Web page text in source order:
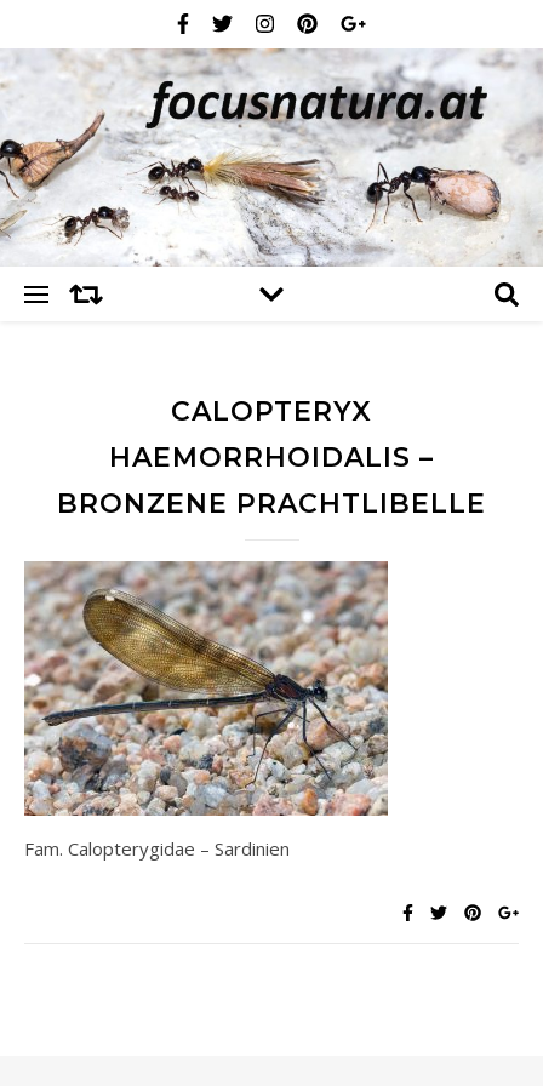
CALOPTERYX
HAEMORRHOIDALIS –
BRONZENE PRACHTLIBELLE
Fam. Calopterygidae – Sardinien